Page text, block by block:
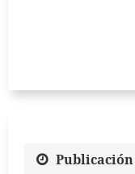
Publicación